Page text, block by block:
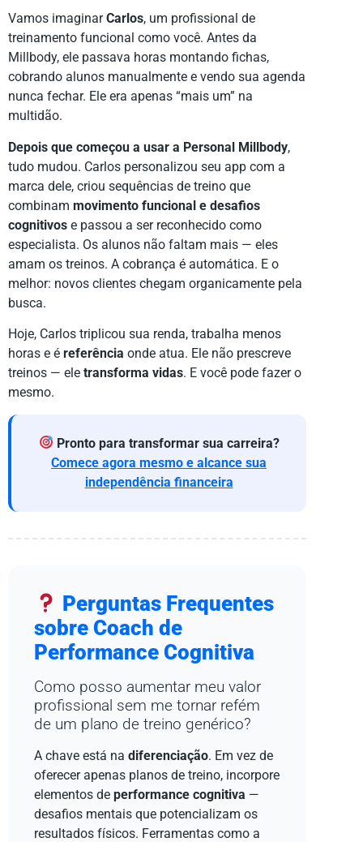
Vamos imaginarCarlos, um profissional de
treinamento funcional como você. Antes da
Millbody, ele passava horas montando fichas,
cobrando alunos manualmente e vendo sua agenda
nunca fechar. Ele era apenas “mais um” na
multidão.
Depois que começou a usar a Personal Millbody,
tudo mudou. Carlos personalizou seu app com a
marca dele, criou sequências de treino que
combinam movimento funcional e desafios
cognitivos e passou a ser reconhecido como
especialista. Os alunos não faltam mais — eles
amam os treinos. A cobrança é automática. E o
melhor: novos clientes chegam organicamente pela
busca.
Hoje, Carlos triplicou sua renda, trabalha menos
horas e é referência onde atua. Ele não prescreve
treinos — ele transforma vidas. E você pode fazer o
mesmo.
Pronto para transformar sua carreira?
Comece agora mesmo e alcance sua
independência financeira
Perguntas Frequentes
sobre Coach de
Performance Cognitiva
Como posso aumentar meu valor
profissional sem me tornar refém
de um plano de treino genérico?
A chave está na diferenciação. Em vez de
oferecer apenas planos de treino, incorpore
elementos de performance cognitiva —
desafios mentais que potencializam os
resultados físicos. Ferramentas como a